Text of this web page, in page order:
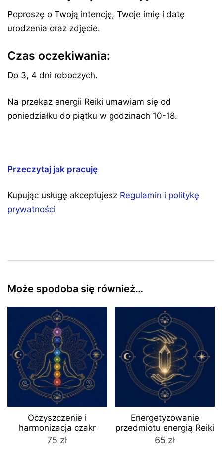
Poproszę o Twoją intencję, Twoje imię i datę
urodzenia oraz zdjęcie.
Czas oczekiwania:
Do 3, 4 dni roboczych.
Na przekaz energii Reiki umawiam się od
poniedziałku do piątku w godzinach 10-18.
Przeczytaj jak pracuję
Kupując usługę akceptujesz Regulamin i politykę
prywatności
Może spodoba się również…
Oczyszczenie i
harmonizacja czakr
75 zł
Energetyzowanie
przedmiotu energią Reiki
65 zł